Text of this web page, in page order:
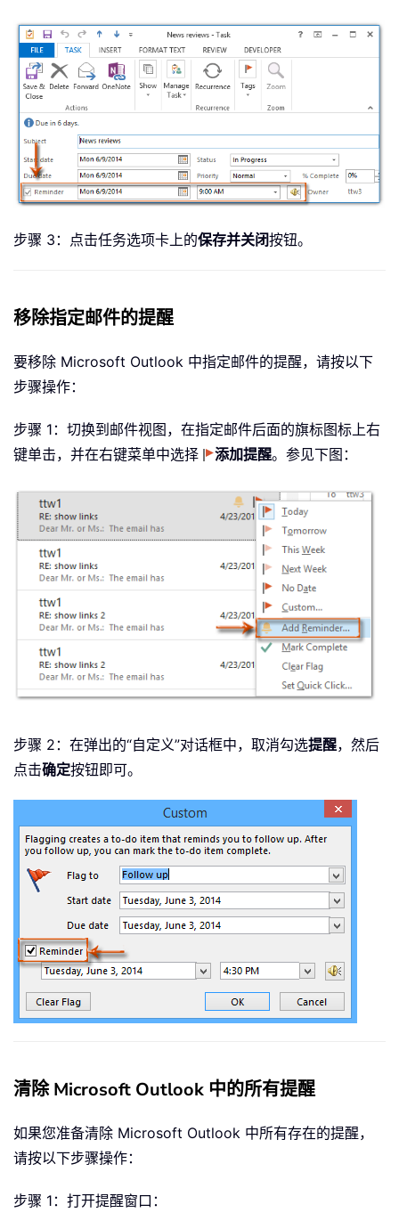
步骤 3：点击任务选项卡上的保存并关闭按钮。
移除指定邮件的提醒
要移除 Microsoft Outlook 中指定邮件的提醒，请按以下
步骤操作：
步骤 1：切换到邮件视图，在指定邮件后面的旗标图标上右
键单击，并在右键菜单中选择
添加提醒。参见下图：
步骤 2：在弹出的“自定义”对话框中，取消勾选提醒，然后
点击确定按钮即可。
清除 Microsoft Outlook 中的所有提醒
如果您准备清除 Microsoft Outlook 中所有存在的提醒，
请按以下步骤操作：
步骤 1：打开提醒窗口：